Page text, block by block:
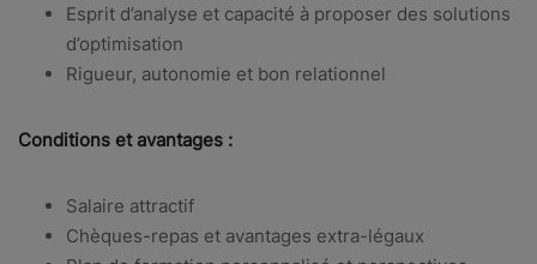
Esprit d’analyse et capacité à proposer des solutions
d’optimisation
Rigueur, autonomie et bon relationnel
Conditions et avantages :
Salaire attractif
Chèques-repas et avantages extra-légaux